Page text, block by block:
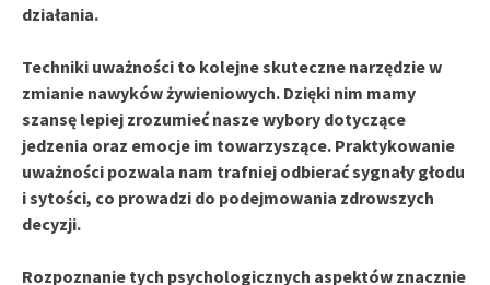
działania.
Techniki uważności to kolejne skuteczne narzędzie w
zmianie nawyków żywieniowych. Dzięki nim mamy
szansę lepiej zrozumieć nasze wybory dotyczące
jedzenia oraz emocje im towarzyszące. Praktykowanie
uważności pozwala nam trafniej odbierać sygnały głodu
i sytości, co prowadzi do podejmowania zdrowszych
decyzji.
Rozpoznanie tych psychologicznych aspektów znacznie